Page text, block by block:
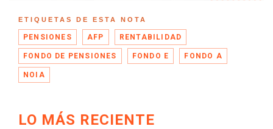
ETIQUETAS DE ESTA NOTA
PENSIONES AFP RENTABILIDAD
FONDO DE PENSIONES FONDO E FONDO A
NOIA
LO MÁS RECIENTE